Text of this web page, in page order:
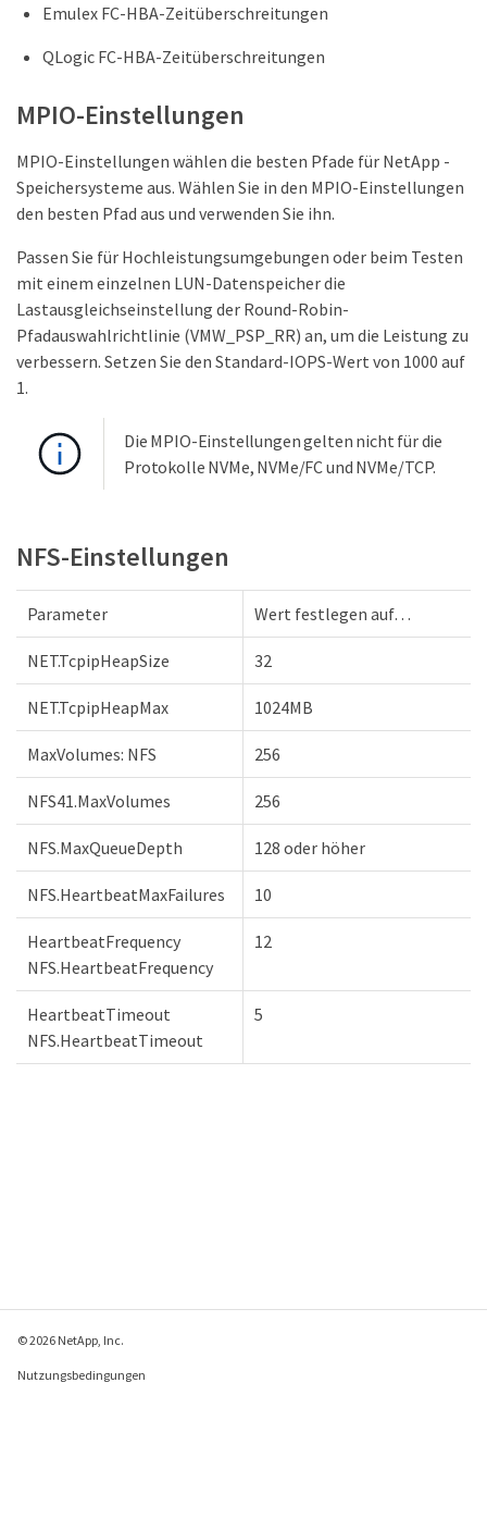
Emulex FC-HBA-Zeitüberschreitungen
QLogic FC-HBA-Zeitüberschreitungen
MPIO-Einstellungen
MPIO-Einstellungen wählen die besten Pfade für NetApp -
Speichersysteme aus. Wählen Sie in den MPIO-Einstellungen
den besten Pfad aus und verwenden Sie ihn.
Passen Sie für Hochleistungsumgebungen oder beim Testen
mit einem einzelnen LUN-Datenspeicher die
Lastausgleichseinstellung der Round-Robin-
Pfadauswahlrichtlinie (VMW_PSP_RR) an, um die Leistung zu
verbessern. Setzen Sie den Standard-IOPS-Wert von 1000 auf
1.
Die MPIO-Einstellungen gelten nicht für die
Protokolle NVMe, NVMe/FC und NVMe/TCP.
NFS-Einstellungen
Parameter Wert festlegen auf…​
NET.TcpipHeapSize 32
NET.TcpipHeapMax 1024MB
MaxVolumes: NFS 256
NFS41.MaxVolumes 256
NFS.MaxQueueDepth 128 oder höher
NFS.HeartbeatMaxFailures 10
HeartbeatFrequency
NFS.HeartbeatFrequency
12
HeartbeatTimeout
NFS.HeartbeatTimeout
5
© 2026 NetApp, Inc.
Nutzungsbedingungen